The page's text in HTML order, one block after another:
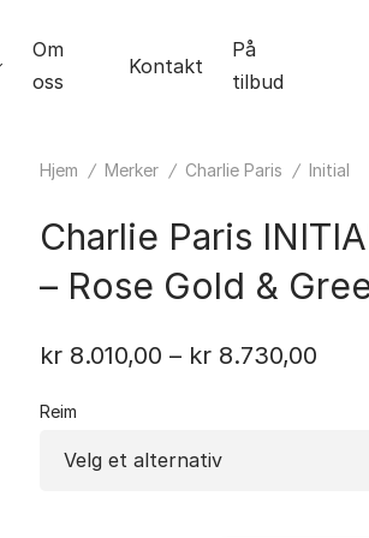
Toggle
menu
Om
oss
Kontakt
På
tilbud
Hjem / Merker / Charlie Paris / Initial
Charlie Paris
– Rose Gold &
kr8.010,00 – kr8.730,00
Reim